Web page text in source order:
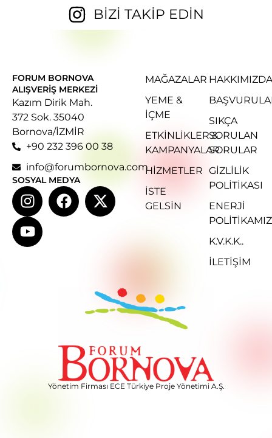
BİZİ TAKİP EDİN
FORUM BORNOVA
ALIŞVERIŞ MERKEZI
Kazım Dirik Mah.
372 Sok. 35040
Bornova/İZMİR
+90 232 396 00 38
info@forumbornova.com
SOSYAL MEDYA
MAĞAZALAR
YEME &
İÇME
ETKINLIKLER &
KAMPANYALAR
HIZMETLER
İSTE
GELSIN
HAKKIMIZDA
SIKÇA
SORULAN
SORULAR
GIZLILIK
POLITIKASI
ENERJI
POLITIKAMIZ
K.V.K.K..
İLETİŞİM
Yönetim Firması ECE Türkiye Proje Yönetimi A.Ş.